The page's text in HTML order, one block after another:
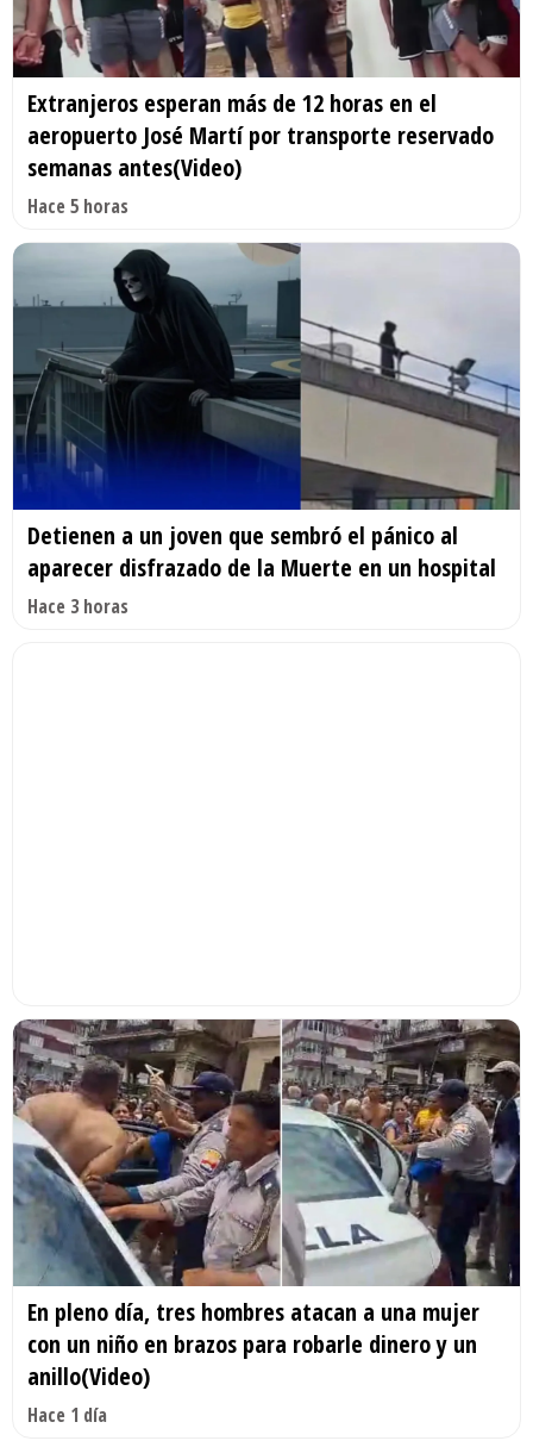
Extranjeros esperan más de 12 horas en el
aeropuerto José Martí por transporte reservado
semanas antes(Video)
Hace 5 horas
Detienen a un joven que sembró el pánico al
aparecer disfrazado de la Muerte en un hospital
Hace 3 horas
En pleno día, tres hombres atacan a una mujer
con un niño en brazos para robarle dinero y un
anillo(Video)
Hace 1 día